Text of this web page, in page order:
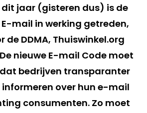
dit jaar (gisteren dus) is de
E-mail in werking getreden,
de DDMA, Thuiswinkel.org
nieuwe E-mail Code moet
bedrijven transparanter
over hun e-mail
consumenten. Zo moet